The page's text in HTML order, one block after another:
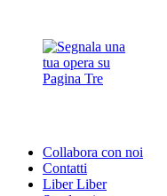
Collabora con noi
Contatti
Liber Liber